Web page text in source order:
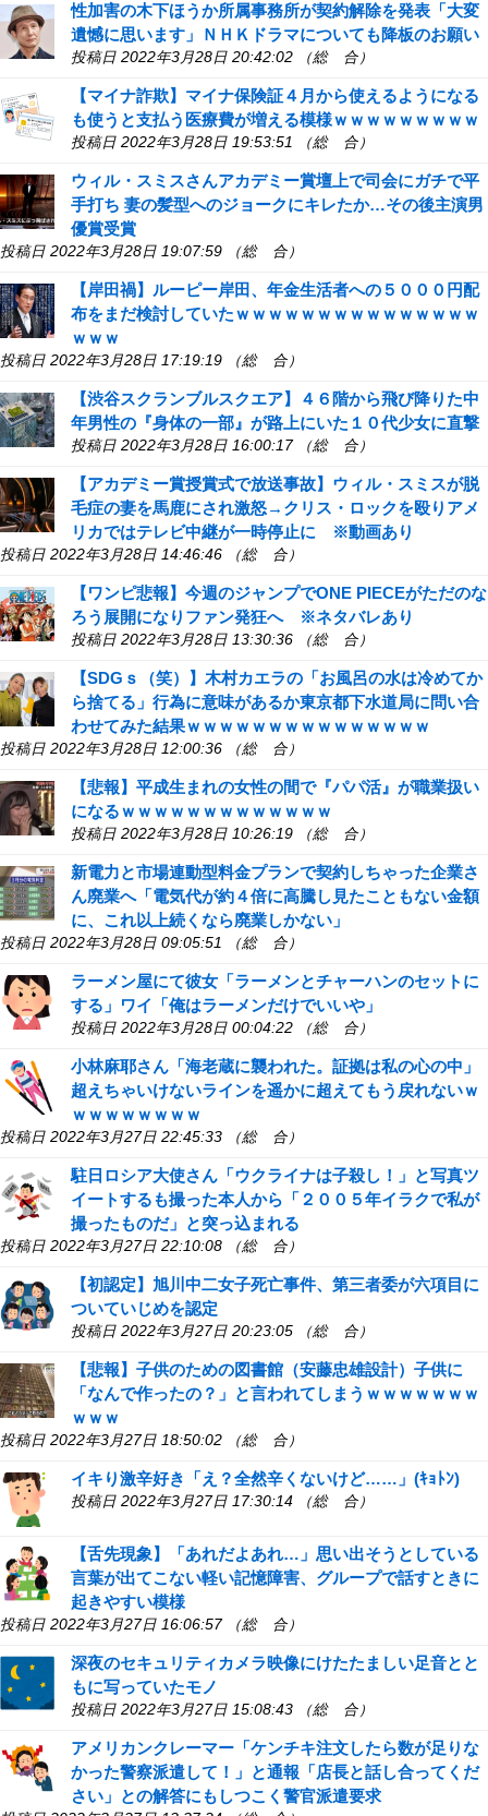
性加害の木下ほうか所属事務所が契約解除を発表「大変
遺憾に思います」ＮＨＫドラマについても降板のお願い
投稿日 2022年3月28日 20:42:02 （総 合）
【マイナ詐欺】マイナ保険証４月から使えるようになる
も使うと支払う医療費が増える模様ｗｗｗｗｗｗｗｗｗ
投稿日 2022年3月28日 19:53:51 （総 合）
ウィル・スミスさんアカデミー賞壇上で司会にガチで平
手打ち 妻の髪型へのジョークにキレたか…その後主演男
優賞受賞
投稿日 2022年3月28日 19:07:59 （総 合）
【岸田禍】ルーピー岸田、年金生活者への５０００円配
布をまだ検討していたｗｗｗｗｗｗｗｗｗｗｗｗｗｗｗ
ｗｗｗ
投稿日 2022年3月28日 17:19:19 （総 合）
【渋谷スクランブルスクエア】４６階から飛び降りた中
年男性の『身体の一部』が路上にいた１０代少女に直撃
投稿日 2022年3月28日 16:00:17 （総 合）
【アカデミー賞授賞式で放送事故】ウィル・スミスが脱
毛症の妻を馬鹿にされ激怒→クリス・ロックを殴りアメ
リカではテレビ中継が一時停止に ※動画あり
投稿日 2022年3月28日 14:46:46 （総 合）
【ワンピ悲報】今週のジャンプでONE PIECEがただのな
ろう展開になりファン発狂へ ※ネタバレあり
投稿日 2022年3月28日 13:30:36 （総 合）
【SDGｓ（笑）】木村カエラの「お風呂の水は冷めてか
ら捨てる」行為に意味があるか東京都下水道局に問い合
わせてみた結果ｗｗｗｗｗｗｗｗｗｗｗｗｗｗｗ
投稿日 2022年3月28日 12:00:36 （総 合）
【悲報】平成生まれの女性の間で『パパ活』が職業扱い
になるｗｗｗｗｗｗｗｗｗｗｗｗｗ
投稿日 2022年3月28日 10:26:19 （総 合）
新電力と市場連動型料金プランで契約しちゃった企業さ
ん廃業へ「電気代が約４倍に高騰し見たこともない金額
に、これ以上続くなら廃業しかない」
投稿日 2022年3月28日 09:05:51 （総 合）
ラーメン屋にて彼女「ラーメンとチャーハンのセットに
する」ワイ「俺はラーメンだけでいいや」
投稿日 2022年3月28日 00:04:22 （総 合）
小林麻耶さん「海老蔵に襲われた。証拠は私の心の中」
超えちゃいけないラインを遥かに超えてもう戻れないｗ
ｗｗｗｗｗｗｗｗ
投稿日 2022年3月27日 22:45:33 （総 合）
駐日ロシア大使さん「ウクライナは子殺し！」と写真ツ
イートするも撮った本人から「２００５年イラクで私が
撮ったものだ」と突っ込まれる
投稿日 2022年3月27日 22:10:08 （総 合）
【初認定】旭川中二女子死亡事件、第三者委が六項目に
ついていじめを認定
投稿日 2022年3月27日 20:23:05 （総 合）
【悲報】子供のための図書館（安藤忠雄設計）子供に
「なんで作ったの？」と言われてしまうｗｗｗｗｗｗｗ
ｗｗｗ
投稿日 2022年3月27日 18:50:02 （総 合）
イキり激辛好き「え？全然辛くないけど……」(ｷｮﾄﾝ)
投稿日 2022年3月27日 17:30:14 （総 合）
【舌先現象】「あれだよあれ…」思い出そうとしている
言葉が出てこない軽い記憶障害、グループで話すときに
起きやすい模様
投稿日 2022年3月27日 16:06:57 （総 合）
深夜のセキュリティカメラ映像にけたたましい足音とと
もに写っていたモノ
投稿日 2022年3月27日 15:08:43 （総 合）
アメリカンクレーマー「ケンチキ注文したら数が足りな
かった警察派遣して！」と通報「店長と話し合ってくだ
さい」との解答にもしつこく警官派遣要求